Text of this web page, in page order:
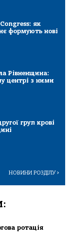
як
формують нові
Рівненщина:
центрі з ними
груп крові
НОВИНИ РОЗДІЛУ>
ротація